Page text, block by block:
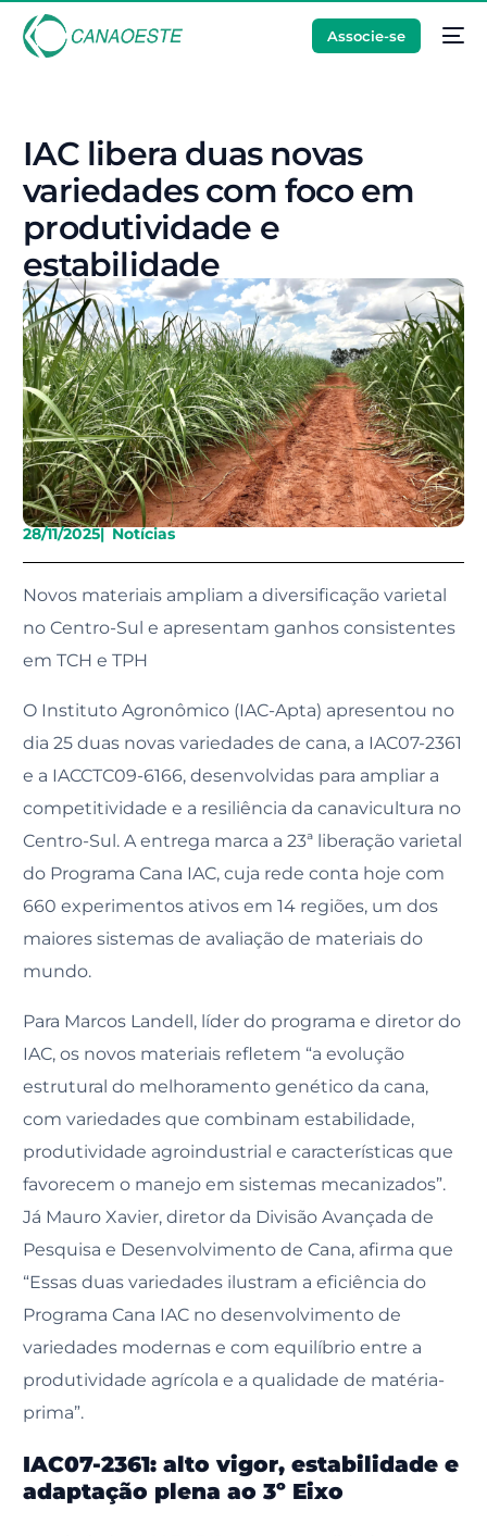
Associe-se
IAC libera duas novas
variedades com foco em
produtividade e
estabilidade
28/11/2025| Notícias
Novos materiais ampliam a diversificação varietal
no Centro-Sul e apresentam ganhos consistentes
em TCH e TPH
O Instituto Agronômico (IAC-Apta) apresentou no
dia 25 duas novas variedades de cana, a IAC07-2361
e a IACCTC09-6166, desenvolvidas para ampliar a
competitividade e a resiliência da canavicultura no
Centro-Sul. A entrega marca a 23ª liberação varietal
do Programa Cana IAC, cuja rede conta hoje com
660 experimentos ativos em 14 regiões, um dos
maiores sistemas de avaliação de materiais do
mundo.
Para Marcos Landell, líder do programa e diretor do
IAC, os novos materiais refletem “a evolução
estrutural do melhoramento genético da cana,
com variedades que combinam estabilidade,
produtividade agroindustrial e características que
favorecem o manejo em sistemas mecanizados”.
Já Mauro Xavier, diretor da Divisão Avançada de
Pesquisa e Desenvolvimento de Cana, afirma que
“Essas duas variedades ilustram a eficiência do
Programa Cana IAC no desenvolvimento de
variedades modernas e com equilíbrio entre a
produtividade agrícola e a qualidade de matéria-
prima”.
IAC07-2361: alto vigor, estabilidade e
adaptação plena ao 3º Eixo